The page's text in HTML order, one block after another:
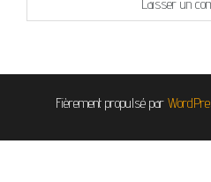
Fièrement propulsé par